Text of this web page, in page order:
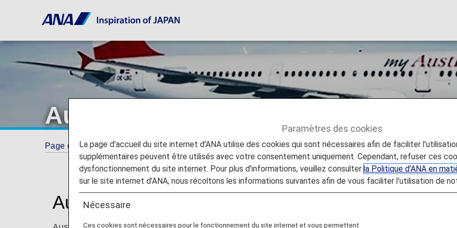
Austrian
Page d'accueil ANA Mileage Club Partner Airlines Austrian [OS]
Austrian (OS)
Paramètres des cookies
La page d'accueil du site internet d'ANA utilise des cookies qui sont nécessaires afin de faciliter
supplémentaires peuvent être utilisés avec votre consentement uniquement. Cependant, refuser ces
dysfonctionnement du site internet. Pour plus d'informations, veuillez consulterla Politique d'ANA en
sur le site internet d'ANA, nous récoltons les informations suivantes afin de vous faciliter l'utilisation de
Nécessaire
Ces cookies sont nécessaires pour le fonctionnement du site internet et vous permettent